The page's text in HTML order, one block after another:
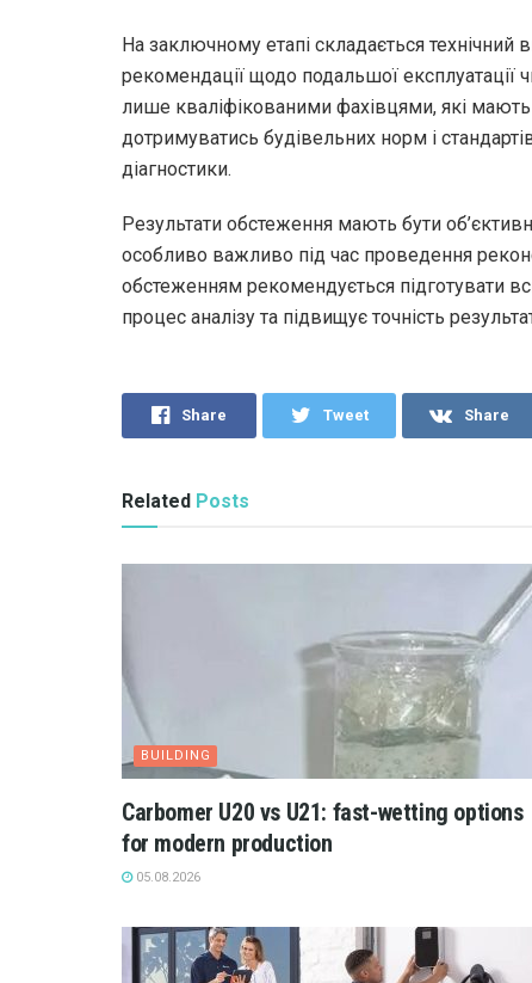
На заключному етапі складається технічний
рекомендації щодо подальшої експлуатації
лише кваліфікованими фахівцями, які
дотримуватись будівельних норм і
діагностики.
Результати обстеження мають бути
особливо важливо під час проведення
обстеженням рекомендується підготувати
процес аналізу та підвищує точність
Share Tweet Share
Related Posts
BUILDING
Carbomer U20 vs U21: fast-wetting options
for modern production
05.08.2026